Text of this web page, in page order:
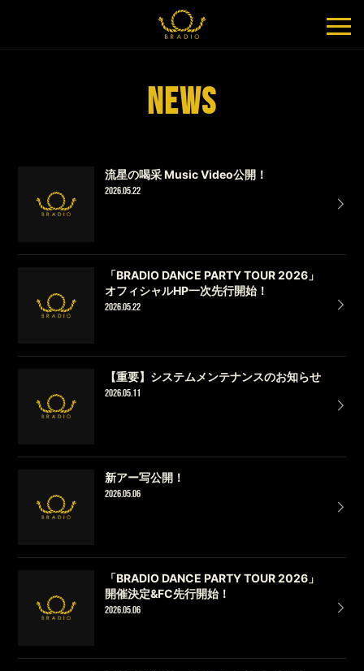
NEWS
流星の喝采 Music Video公開！
2026.05.22
「BRADIO DANCE PARTY TOUR 2026」
オフィシャルHP一次先行開始！
2026.05.22
【重要】システムメンテナンスのお知らせ
2026.05.11
新アー写公開！
2026.05.06
「BRADIO DANCE PARTY TOUR 2026」
開催決定&FC先行開始！
2026.05.06